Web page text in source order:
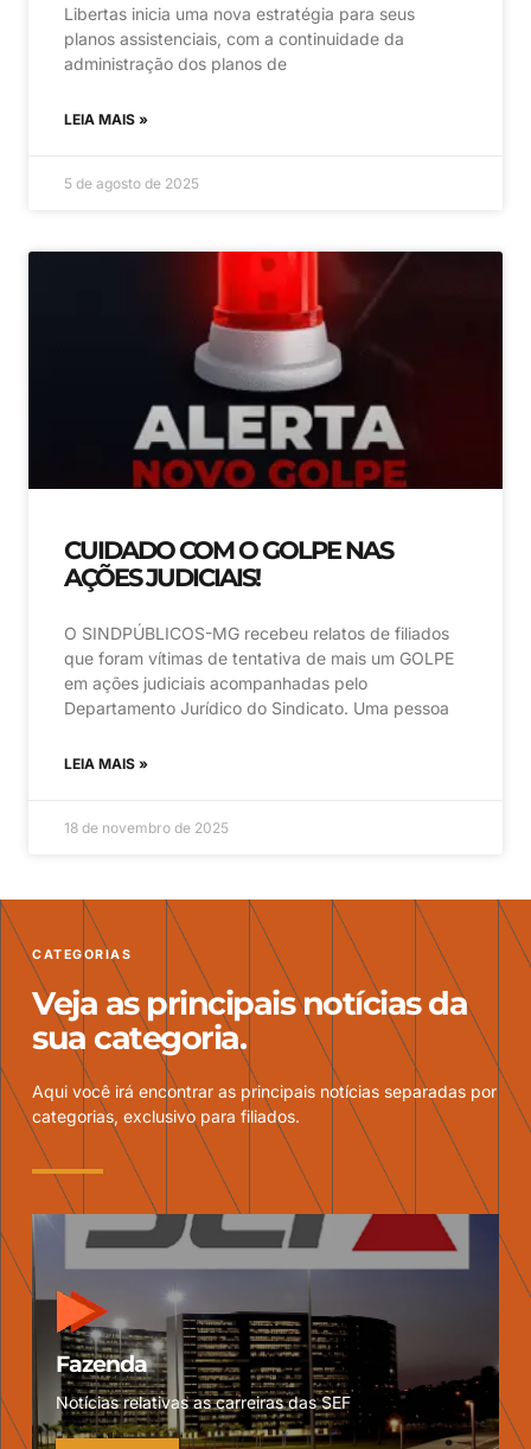
Libertas inicia uma nova estratégia para seus
planos assistenciais, com a continuidade da
administração dos planos de
LEIA MAIS »
5 de agosto de 2025
CUIDADO COM O GOLPE NAS
AÇÕES JUDICIAIS!
O SINDPÚBLICOS-MG recebeu relatos de filiados
que foram vítimas de tentativa de mais um GOLPE
em ações judiciais acompanhadas pelo
Departamento Jurídico do Sindicato. Uma pessoa
LEIA MAIS »
18 de novembro de 2025
CATEGORIAS
Veja as principais notícias da
sua categoria.
Aqui você irá encontrar as principais notícias separadas por
categorias, exclusivo para filiados.
Fazenda
Notícias relativas as carreiras das SEF